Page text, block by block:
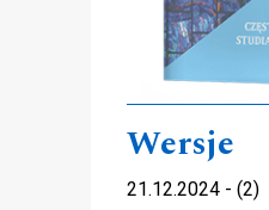
Wersje
21.12.2024 - (2)